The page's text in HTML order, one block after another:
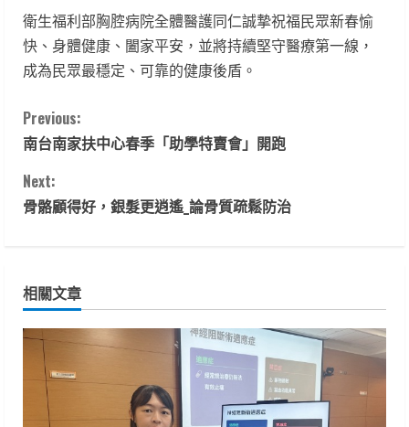
衛生福利部胸腔病院全體醫護同仁誠摯祝福民眾新春愉
快、身體健康、闔家平安，並將持續堅守醫療第一線，
成為民眾最穩定、可靠的健康後盾。
C
o
n
i
n
u
Previous:
南台南家扶中心春季「助學特賣會」開跑
Next:
骨骼顧得好，銀髮更逍遙­_論骨質疏鬆防治
相關文章